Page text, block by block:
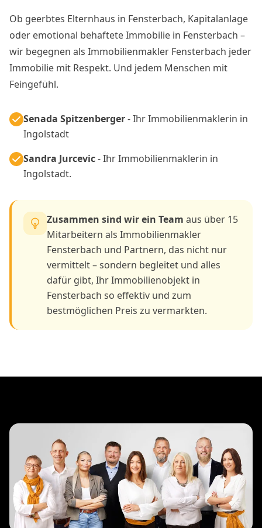
Ob geerbtes Elternhaus in Fensterbach, Kapitalanlage
oder emotional behaftete Immobilie in Fensterbach –
wir begegnen als Immobilienmakler Fensterbach jeder
Immobilie mit Respekt. Und jedem Menschen mit
Feingefühl.
Senada Spitzenberger- Ihr Immobilienmaklerin in
Ingolstadt
Sandra Jurcevic- Ihr Immobilienmaklerin in
Ingolstadt.
Zusammen sind wir ein Team aus über 15
Mitarbeitern als Immobilienmakler
Fensterbach und Partnern, das nicht nur
vermittelt – sondern begleitet und alles
dafür gibt, Ihr Immobilienobjekt in
Fensterbach so effektiv und zum
bestmöglichen Preis zu vermarkten.